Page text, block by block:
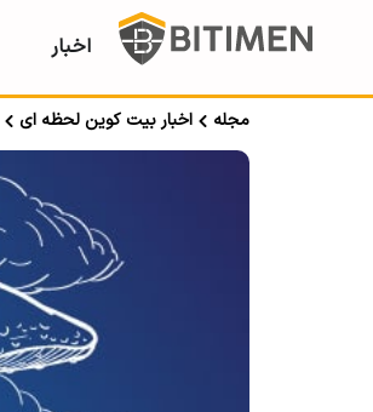
اخبار
مجله اخبار بیت کوین لحظه ای